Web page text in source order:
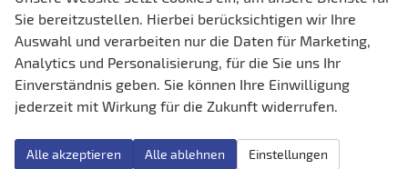
Ambiente-Beleuchtung
vorhanden
Fensterheber
elektrisch 4-fach
Innenraumfilter
vorhanden
Klimatisierung
Klimaautomatik
Sie bereitzustellen. Hierbei berücksichtigen wir Ihre
Auswahl und verarbeiten nur die Daten für Marketing,
Analytics und Personalisierung, für die Sie uns Ihr
Einverständnis geben. Sie können Ihre Einwilligung
jederzeit mit Wirkung für die Zukunft widerrufen.
Alle akzeptieren Alle ablehnen Einstellungen